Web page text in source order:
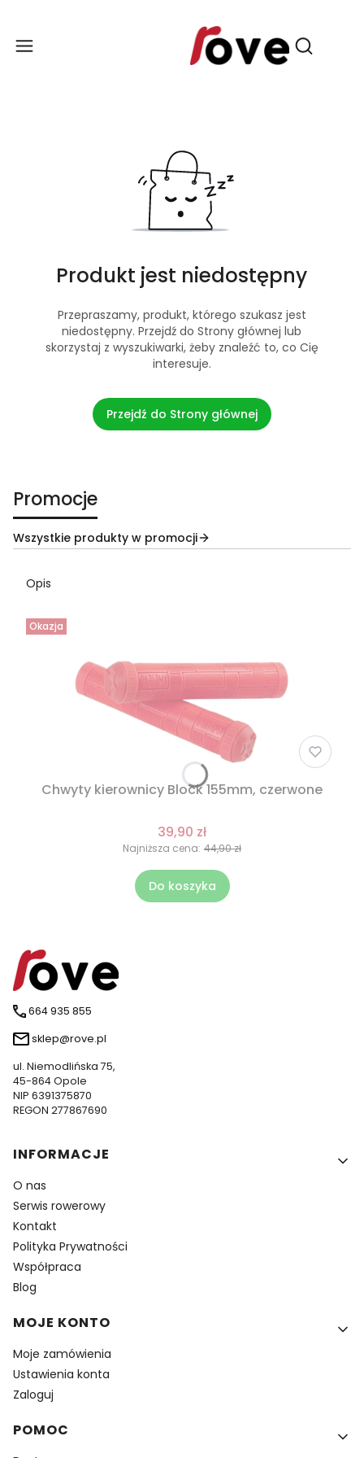
Otwórz
Produkt jest niedostępny
Przepraszamy, produkt, którego szukasz jest
niedostępny. Przejdź do Strony głównej lub
skorzystaj z wyszukiwarki, żeby znaleźć to, co Cię
interesuje.
Przejdź do Strony głównej
Promocje
Wszystkie produkty w promocji
Opis
Okazja
Chwyty kierownicy Block 155mm, czerwone
39,90 zł
Najniższa cena: 44,90 zł
Do koszyka
664 935 855
sklep@rove.pl
ul. Niemodlińska 75,
45-864 Opole
NIP 6391375870
REGON 277867690
Linki w stopce
INFORMACJE
O nas
Serwis rowerowy
Kontakt
Polityka Prywatności
Współpraca
Blog
MOJE KONTO
Moje zamówienia
Ustawienia konta
Zaloguj
POMOC